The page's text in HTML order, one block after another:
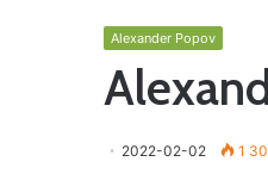
Alexander Popov
2022-02-02 1